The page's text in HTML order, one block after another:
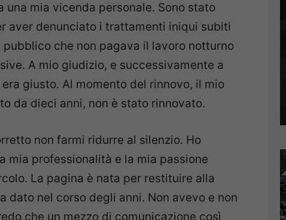
mia vicenda personale. Sono stato
aver denunciato i trattamenti iniqui subiti
che non pagava il lavoro notturno
A mio giudizio, e successivamente a
giusto. Al momento del rinnovo, il mio
da dieci anni, non è stato rinnovato.
non farmi ridurre al silenzio. Ho
mia professionalità e la mia passione
La pagina è nata per restituire alla
dato nel corso degli anni. Non avevo e non
che un mezzo di comunicazione così